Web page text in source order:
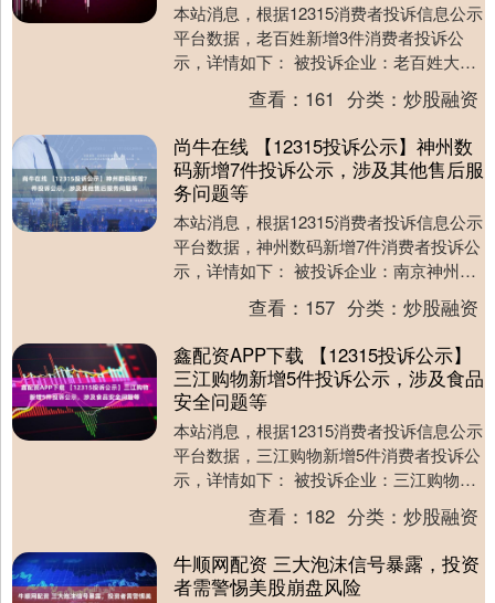
本站消息，根据12315消费者投诉信息公示
平台数据，老百姓新增3件消费者投诉公
示，详情如下： 被投诉企业：老百姓大药
房投诉基本信息：2025年08月01日，消
查看： 161 分类：炒股融资
尚牛在线 【12315投诉公示】神州数
码新增7件投诉公示，涉及其他售后服
务问题等
本站消息，根据12315消费者投诉信息公示
平台数据，神州数码新增7件消费者投诉公
示，详情如下： 被投诉企业：南京神州数
码有限公司投诉基本信息：2025年07月2....
查看： 157 分类：炒股融资
鑫配资APP下载 【12315投诉公示】
三江购物新增5件投诉公示，涉及食品
安全问题等
本站消息，根据12315消费者投诉信息公示
平台数据，三江购物新增5件消费者投诉公
示，详情如下： 被投诉企业：三江购物俱
乐部股份有限公司投诉基本信息：2025年
查看： 182 分类：炒股融资
牛顺网配资 三大泡沫信号暴露，投资
者需警惕美股崩盘风险